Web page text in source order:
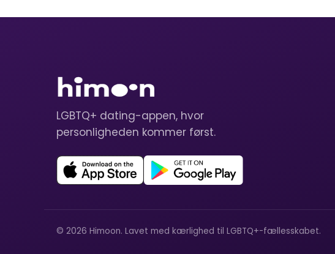
LGBTQ+ dating-appen, hvor
personligheden kommer først.
© 2026 Himoon. Lavet med kærlighed til LGBTQ+-fællesskabet.